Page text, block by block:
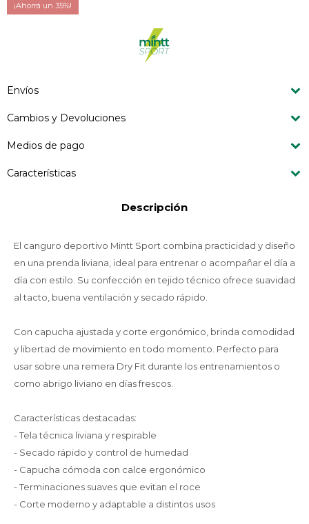
35
Envíos
Cambios y Devoluciones
Medios de pago
Características
Descripción
El canguro deportivo Mintt Sport combina practicidad y diseño
en una prenda liviana, ideal para entrenar o acompañar el día a
día con estilo. Su confección en tejido técnico ofrece suavidad
al tacto, buena ventilación y secado rápido.
Con capucha ajustada y corte ergonómico, brinda comodidad
y libertad de movimiento en todo momento. Perfecto para
usar sobre una remera Dry Fit durante los entrenamientos o
como abrigo liviano en días frescos.
Características destacadas:
- Tela técnica liviana y respirable
- Secado rápido y control de humedad
- Capucha cómoda con calce ergonómico
- Terminaciones suaves que evitan el roce
- Corte moderno y adaptable a distintos usos